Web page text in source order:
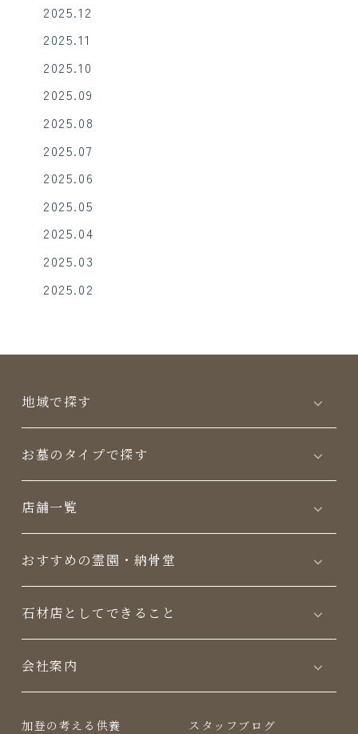
2025.12
2025.11
2025.10
2025.09
2025.08
2025.07
2025.06
2025.05
2025.04
2025.03
2025.02
地域で探す
お墓のタイプで探す
店舗一覧
おすすめの霊園・納骨堂
⽯材店としてできること
会社案内
加登の考える供養 スタッフブログ